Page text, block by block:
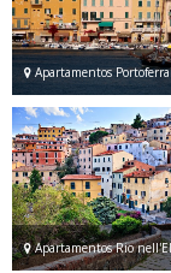
Apartamentos
Apartamentos Rio